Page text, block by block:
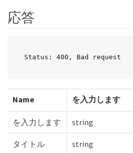
応答
Status: 400, Bad request
Name を入力します
を入力します string
タイトル string